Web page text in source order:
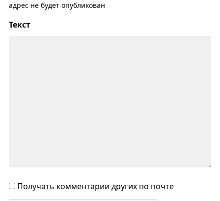
адрес не будет опубликован
Текст
Получать комментарии других по почте